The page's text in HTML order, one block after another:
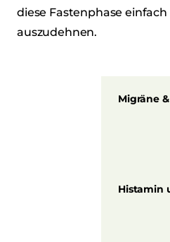
diese Fastenphase
auszudehnen.
Migräne
Histamin